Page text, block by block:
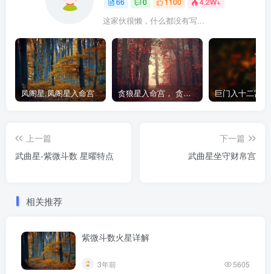
这家伙很懒，什么都没有写...
凤阁星,凤阁星入命宫 贪狼星入命宫， 贪狼星在命宫 巨门入十二宫
上一篇
武曲星-紫微斗数 星曜特点
下一篇
武曲星坐守财帛宫
相关推荐
紫微斗数火星详解
3年前 5605